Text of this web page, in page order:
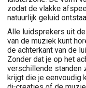
zodat de vlakke
natuurlijk geluid
Alle luidsprekers uit
van de muziek kunt
de achterkant van de
Zonder dat je op het
verschillende standen
krijgt die je eenvoudig